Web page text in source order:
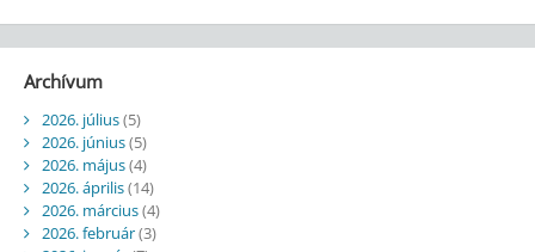
Archívum
2026. július(5)
2026. június(5)
2026. május(4)
2026. április(14)
2026. március(4)
2026. február(3)